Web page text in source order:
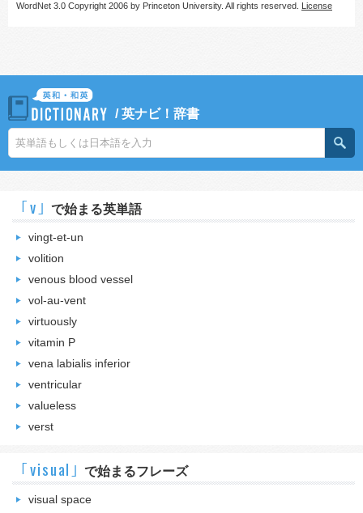
WordNet 3.0 Copyright 2006 by Princeton University. All rights reserved. License
/英ナビ！辞書
｢v｣ で始まる英単語
vingt-et-un
volition
venous blood vessel
vol-au-vent
virtuously
vitamin P
vena labialis inferior
ventricular
valueless
verst
｢visual｣ で始まるフレーズ
visual space